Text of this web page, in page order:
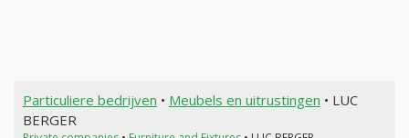
Particuliere bedrijven • Meubels en uitrustingen • LUC
BERGER